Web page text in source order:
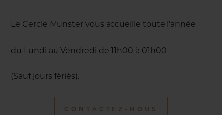
Le Cercle Munster vous accueille toute l’année
du Lundi au Vendredi de 11h00 à 01h00
(Sauf jours fériés).
CONTACTEZ-NOUS